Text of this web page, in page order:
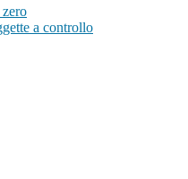
a controllo